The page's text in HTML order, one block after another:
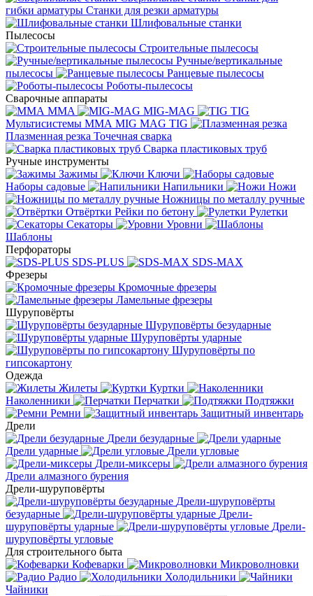
гибки арматуры Станки для резки арматуры
Шлифовальные станки
Пылесосы
Строительные пылесосы
Ручные/вертикальные
пылесосы
Ранцевые пылесосы
Роботы-пылесосы
Сварочные аппараты
MMA
MIG-MAG
TIG
Мультисистемы ММА MIG MAG TIG
Плазменная резка Точечная сварка
Cварка пластиковых труб
Ручные инструменты
Зажимы
Ключи
Наборы садовые
Напильники
Ножи
Ножницы по металлу ручные
Отвёртки Рейки по бетону
Рулетки
Секаторы
Уровни
Шаблоны
Перфораторы
SDS-PLUS
SDS-MAX
Фрезеры
Кромочные фрезеры
Ламельные фрезеры
Шуруповёрты
Шуруповёрты безударные
Шуруповёрты ударные
Шуруповёрты по
гипсокартону
Одежда
Жилеты
Куртки
Наколенники
Перчатки
Подтяжки
Ремни
Защитный инвентарь
Дрели
Дрели безударные
Дрели ударные
Дрели угловые
Дрели-миксеры
Дрели алмазного бурения
Дрели-шуруповёрты
Дрели-шуруповёрты
безударные
Дрели-
шуруповёрты ударные
Дрели-
шуруповёрты угловые
Для строительного быта
Кофеварки
Микроволновки
Радио
Холодильники
Чайники